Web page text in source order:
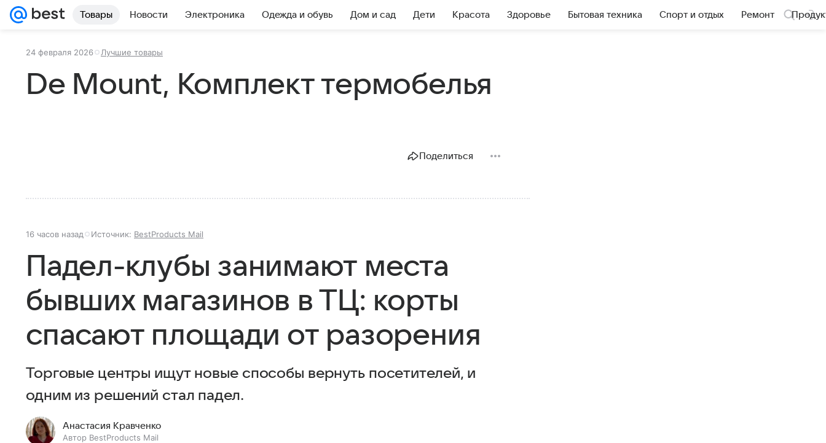
Товары Новости Электроника Одежда и обувь Дом и сад Дети Красота Здоровье Бытовая техника Спорт и отдых Ремонт
24 февраля 2026 Лучшие товары
De Mount, Комплект термобелья
Поделиться
16 часов назад Источник: BestProducts Mail
Падел-клубы занимают места
бывших магазинов в ТЦ: корты
спасают площади от разорения
Торговые центры ищут новые способы вернуть посетителей, и
одним из решений стал падел.
Анастасия Кравченко
Автор BestProducts Mail